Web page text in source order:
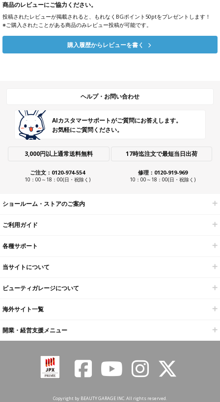
商品のレビューにご協力ください。
投稿されたレビューが掲載されると、もれなくBGポイント50ptをプレゼントします！
※ご購入されたことがある商品のみレビュー投稿が可能です。
購入履歴からレビューを書く
ヘルプ・お問い合わせ
AIカスタマーサポートがご質問にお答えします。
お気軽にご質問ください。
3,000円以上通常送料無料 17時迄注文で最短当日出荷
ご注文：0120-974-554
10：00～18：00(日・祝除く)
修理：0120-919-969
10：00～18：00(日・祝除く)
ショールーム・ストアのご案内
ご利用ガイド
各種サポート
当サイトについて
ビューティガレージについて
海外サイト一覧
開業・経営支援メニュー
Copyright by BEAUTY GARAGE INC. All rights reserved.